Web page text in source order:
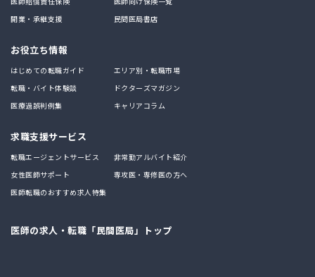
開業・承継支援
民間医局書店
お役立ち情報
はじめての転職ガイド
エリア別・転職市場
転職・バイト体験談
ドクターズマガジン
医療過誤判例集
キャリアコラム
求職支援サービス
転職エージェントサービス
非常勤アルバイト紹介
女性医師サポート
専攻医・専修医の方へ
医師転職のおすすめ求人特集
医師の求人・転職「民間医局」トップ